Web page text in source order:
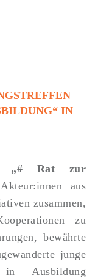
IN
„# Rat zur
aus
zusammen,
zu
bewährte
junge
Ausbildung